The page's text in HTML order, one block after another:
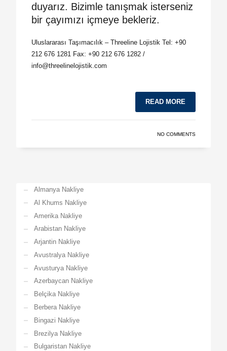
duyarız. Bizimle tanışmak isterseniz
bir çayımızı içmeye bekleriz.
Uluslararası Taşımacılık – Threeline Lojistik Tel: +90
212 676 1281 Fax: +90 212 676 1282 /
info@threelinelojistik.com
READ MORE
NO COMMENTS
Almanya Nakliye
Al Khums Nakliye
Amerika Nakliye
Arabistan Nakliye
Arjantin Nakliye
Avustralya Nakliye
Avusturya Nakliye
Azerbaycan Nakliye
Belçika Nakliye
Berbera Nakliye
Bingazi Nakliye
Brezilya Nakliye
Bulgaristan Nakliye